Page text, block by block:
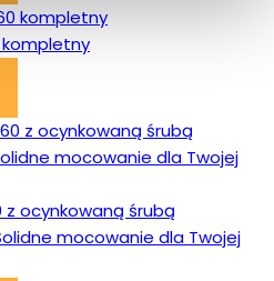
z ocynkowaną śrubą
mocowanie dla Twojej